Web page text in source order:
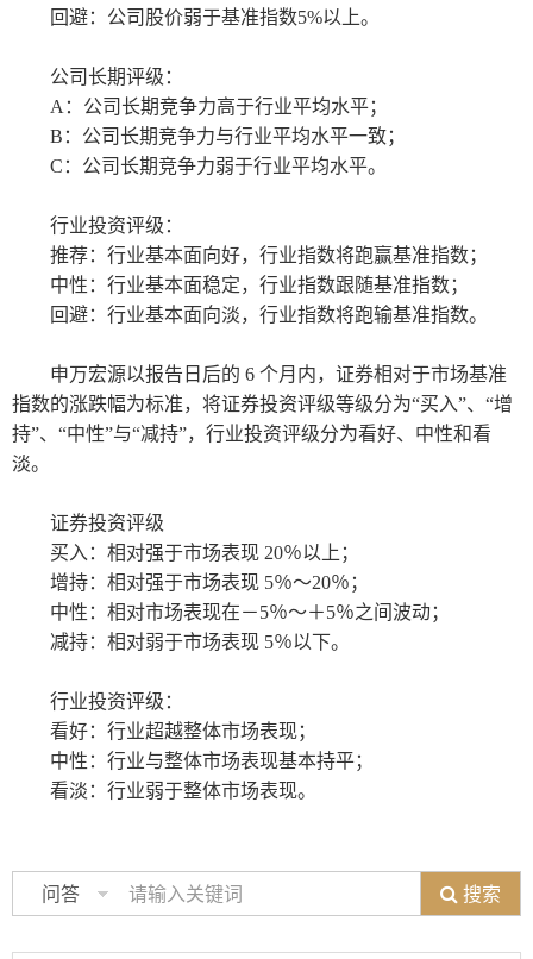
回避：公司股价弱于基准指数5%以上。
公司长期评级：
A：公司长期竞争力高于行业平均水平；
B：公司长期竞争力与行业平均水平一致；
C：公司长期竞争力弱于行业平均水平。
行业投资评级：
推荐：行业基本面向好，行业指数将跑赢基准指数；
中性：行业基本面稳定，行业指数跟随基准指数；
回避：行业基本面向淡，行业指数将跑输基准指数。
申万宏源以报告日后的 6 个月内，证券相对于市场基准
指数的涨跌幅为标准， 将证券投资评级等级分为“买入”、“增
持”、“中性”与“减持”，行业投资评级分为看好、中性和看
淡。
证券投资评级
买入：相对强于市场表现 20％以上；
增持：相对强于市场表现 5％～20％；
中性：相对市场表现在－5％～＋5％之间波动；
减持：相对弱于市场表现 5％以下。
行业投资评级：
看好：行业超越整体市场表现；
中性：行业与整体市场表现基本持平；
看淡：行业弱于整体市场表现。
问答 搜索